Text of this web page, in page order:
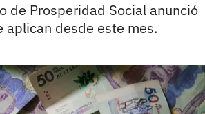
de Prosperidad Social anunció
aplican desde este mes.